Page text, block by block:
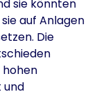
sie könnten
auf Anlagen
Die
hohen
und